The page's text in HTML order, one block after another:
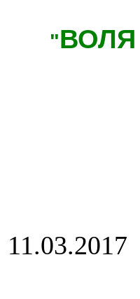
"
11.03.2017